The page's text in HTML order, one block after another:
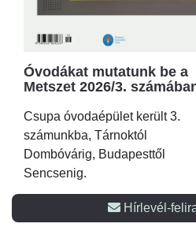
Óvodákat mutatunk be a
Metszet 2026/3.
Csupa óvodaépület került 3.
számunkba, Tárnoktól
Dombóvárig, Budapesttől
Sencsenig.
Hírlevél-